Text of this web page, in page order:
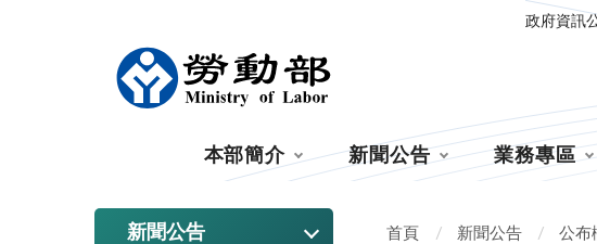
政府資訊
本部簡介 新聞公告 業務專區
新聞公告 首頁 新聞公告 公布